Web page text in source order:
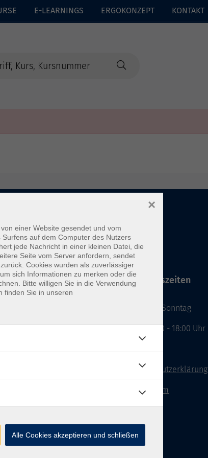
E-LEARNINGS ERGOKONZEPT KONTAKT
& CO KG
18
Öffnungszeiten
Montag - Sonntag
von: 08:00 - 18:00 Uhr
Datenschutzerklärung
Impressum
Widerruf
einer Website gesendet und vom
auf dem Computer des Nutzers
jede Nachricht in einer kleinen Datei, die
Seite vom Server anfordern, sendet
Cookies wurden als zuverlässiger
sich Informationen zu merken oder die
Bitte willigen Sie in die Verwendung
finden Sie in unseren
×
Alle Cookies akzeptieren und schließen